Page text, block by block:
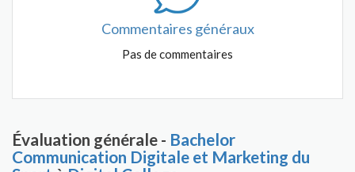
Commentaires généraux
Pas de commentaires
Évaluation générale - Bachelor
Communication Digitale et Marketing du